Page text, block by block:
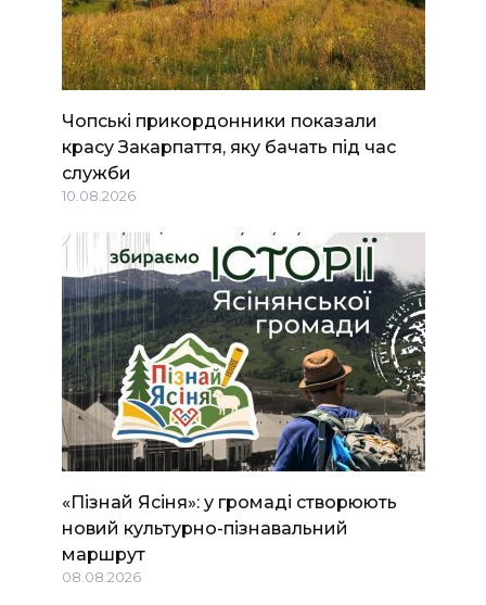
Чопські прикордонники показали
красу Закарпаття, яку бачать під час
служби
10.08.2026
«Пізнай Ясіня»: у громаді створюють
новий культурно-пізнавальний
маршрут
08.08.2026